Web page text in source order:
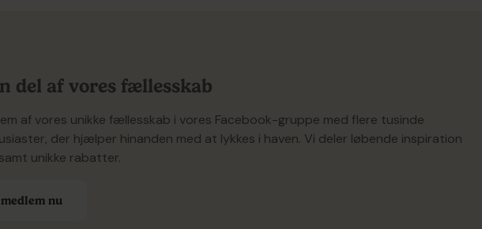
del af vores fællesskab
af vores unikke fællesskab i vores Facebook-gruppe med flere tusinde
der hjælper hinanden med at lykkes i haven. Vi deler løbende inspiration
unikke rabatter.
medlem nu